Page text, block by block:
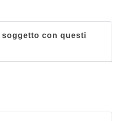
con questi